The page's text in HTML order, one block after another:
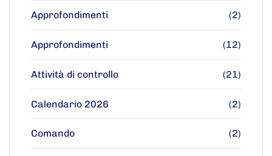
Approfondimenti (2)
Approfondimenti (12)
Attività di controllo (21)
Calendario 2026 (2)
Comando (2)